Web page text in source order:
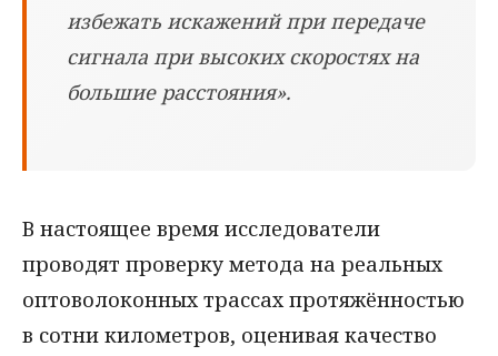
избежать искажений при передаче
сигнала при высоких скоростях на
большие расстояния».
В настоящее время исследователи
проводят проверку метода на реальных
оптоволоконных трассах протяжённостью
в сотни километров, оценивая качество